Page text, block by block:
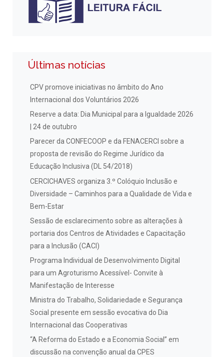
Últimas notícias
CPV promove iniciativas no âmbito do Ano
Internacional dos Voluntários 2026
Reserve a data: Dia Municipal para a Igualdade 2026
| 24 de outubro
Parecer da CONFECOOP e da FENACERCI sobre a
proposta de revisão do Regime Jurídico da
Educação Inclusiva (DL 54/2018)
CERCICHAVES organiza 3.º Colóquio Inclusão e
Diversidade – Caminhos para a Qualidade de Vida e
Bem-Estar
Sessão de esclarecimento sobre as alterações à
portaria dos Centros de Atividades e Capacitação
para a Inclusão (CACI)
Programa Individual de Desenvolvimento Digital
para um Agroturismo Acessível- Convite à
Manifestação de Interesse
Ministra do Trabalho, Solidariedade e Segurança
Social presente em sessão evocativa do Dia
Internacional das Cooperativas
“A Reforma do Estado e a Economia Social” em
discussão na convenção anual da CPES